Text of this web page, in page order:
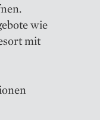
wie
mit